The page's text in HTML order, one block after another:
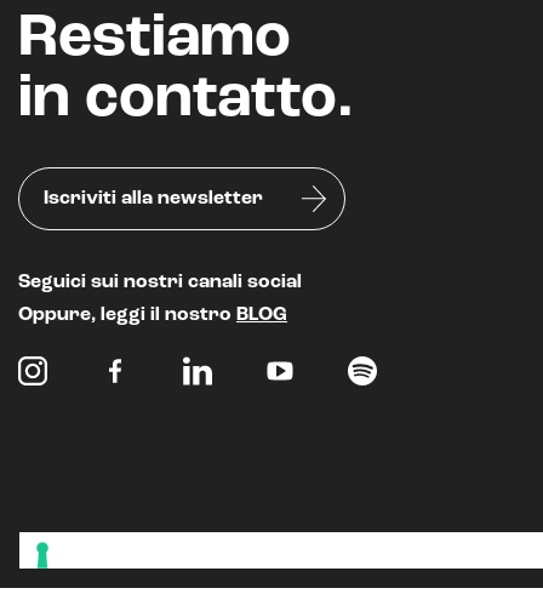
Restiamo
in contatto.
Iscriviti alla newsletter
Seguici sui nostri canali social
Oppure, leggi il nostro BLOG